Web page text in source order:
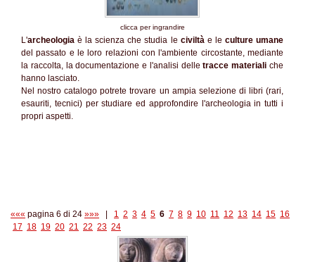
clicca per ingrandire
L'archeologia è la scienza che studia le civiltàe le culture umane
del passato e le loro relazioni con l'ambiente circostante, mediante
la raccolta, la documentazione e l'analisi delletracce materiali che
hanno lasciato.
Nel nostro catalogo potrete trovare un ampia selezione di libri (rari,
esauriti, tecnici) per studiare ed approfondire l'archeologia in tutti i
propri aspetti.
««« pagina 6 di 24 »»» 1 2 3 4 5 6 7 8 9 10 11 12 13 14 15 16
17 18 19 20 21 22 23 24